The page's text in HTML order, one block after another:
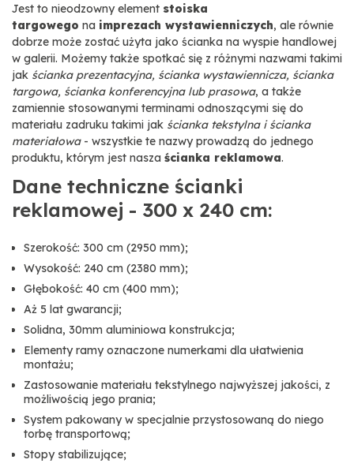
Jest to nieodzowny element stoiska
targowego na imprezach wystawienniczych, ale równie
dobrze może zostać użyta jako ścianka na wyspie handlowej
w galerii. Możemy także spotkać się z różnymi nazwami takimi
jak ścianka prezentacyjna, ścianka wystawiennicza, ścianka
targowa, ścianka konferencyjna lub prasowa, a także
zamiennie stosowanymi terminami odnoszącymi się do
materiału zadruku takimi jak ścianka tekstylna i ścianka
materiałowa- wszystkie te nazwy prowadzą do jednego
produktu, którym jest nasza ścianka reklamowa.
Dane techniczne ścianki
reklamowej - 300 x 240 cm:
Szerokość: 300 cm (2950 mm);
Wysokość: 240 cm (2380 mm);
Głębokość: 40 cm (400 mm);
Aż 5 lat gwarancji;
Solidna, 30mm aluminiowa konstrukcja;
Elementy ramy oznaczone numerkami dla ułatwienia
montażu;
Zastosowanie materiału tekstylnego najwyższej jakości, z
możliwością jego prania;
System pakowany w specjalnie przystosowaną do niego
torbę transportową;
Stopy stabilizujące;